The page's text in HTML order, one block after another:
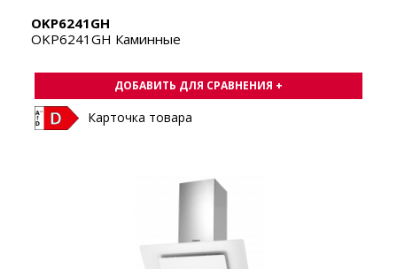
OKP6241GH
OKP6241GH Каминные
ДОБАВИТЬ ДЛЯ СРАВНЕНИЯ +
Карточка товара